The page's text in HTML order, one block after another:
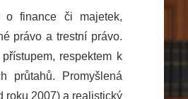
o finance či majetek,
právo a trestní právo.
respektem k
průtahů. Promyšlená
roku 2007) a realistický